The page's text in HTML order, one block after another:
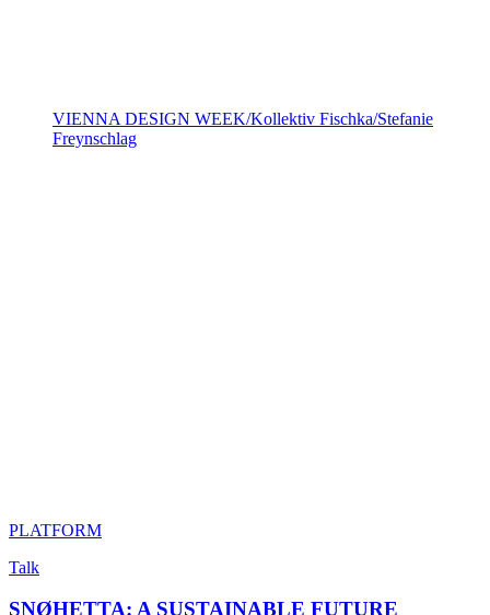
VIENNA DESIGN WEEK/Kollektiv Fischka/Stefanie
Freynschlag
PLATFORM
Talk
SNØHETTA: A SUSTAINABLE FUTURE